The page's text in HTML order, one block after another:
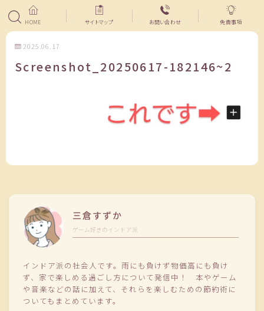
HOME サイトマップ お問い合わせ 免責事項
2025.06.17
Screenshot_20250617-182146~2
三倉すずか
ゲーム好きのインドア派
インドア派の社会人です。雨にも負けず物価高にも負け
ず、家で楽しめる過ごし方について発信中！ 本やゲーム
や音楽などの話に加えて、それらを楽しむための節約術に
ついてもまとめています。